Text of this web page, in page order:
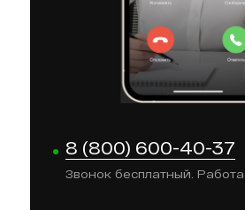
8 (800) 600-40-37
Звонок бесплатный.